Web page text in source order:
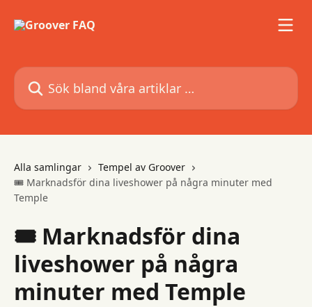
Sök bland våra artiklar …
Alla samlingar
Tempel av Groover
🎟 Marknadsför dina liveshower på några minuter med
Temple
🎟 Marknadsför dina
liveshower på några
minuter med Temple